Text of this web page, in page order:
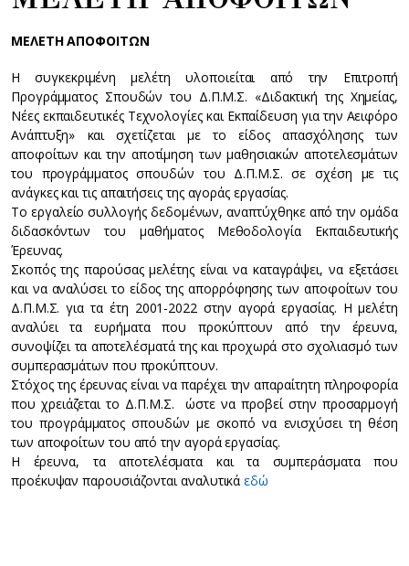
ΜΕΛΕΤΗ ΑΠΟΦΟΙΤΩΝ
Η συγκεκριμένη μελέτη υλοποιείται από την Επιτροπή
Προγράμματος Σπουδών του Δ.Π.Μ.Σ. «Διδακτική της Χημείας,
Νέες εκπαιδευτικές Τεχνολογίες και Εκπαίδευση για την Αειφόρο
Ανάπτυξη» και σχετίζεται με το είδος απασχόλησης των
αποφοίτων και την αποτίμηση των μαθησιακών αποτελεσμάτων
του προγράμματος σπουδών του Δ.Π.Μ.Σ. σε σχέση με τις
ανάγκες και τις απαιτήσεις της αγοράς εργασίας.
Το εργαλείο συλλογής δεδομένων, αναπτύχθηκε από την ομάδα
διδασκόντων του μαθήματος Μεθοδολογία Εκπαιδευτικής
Έρευνας.
Σκοπός της παρούσας μελέτης είναι να καταγράψει, να εξετάσει
και να αναλύσει το είδος της απορρόφησης των αποφοίτων του
Δ.Π.Μ.Σ. για τα έτη 2001-2022 στην αγορά εργασίας. Η μελέτη
αναλύει τα ευρήματα που προκύπτουν από την έρευνα,
συνοψίζει τα αποτελέσματά της και προχωρά στο σχολιασμό των
συμπερασμάτων που προκύπτουν.
Στόχος της έρευνας είναι να παρέχει την απαραίτητη πληροφορία
που χρειάζεται το Δ.Π.Μ.Σ. ώστε να προβεί στην προσαρμογή
του προγράμματος σπουδών με σκοπό να ενισχύσει τη θέση
των αποφοίτων του από την αγορά εργασίας.
Η έρευνα, τα αποτελέσματα και τα συμπεράσματα που
προέκυψαν παρουσιάζονται αναλυτικάεδώ